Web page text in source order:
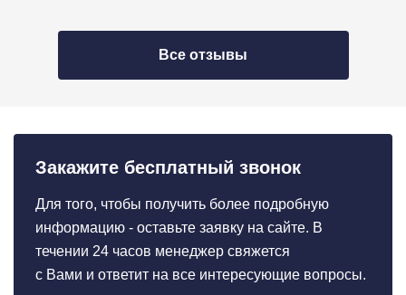
Все отзывы
Закажите бесплатный звонок
Для того, чтобы получить более подробную
информацию - оставьте заявку на сайте. В
течении 24 часов менеджер свяжется
с Вами и ответит на все интересующие вопросы.